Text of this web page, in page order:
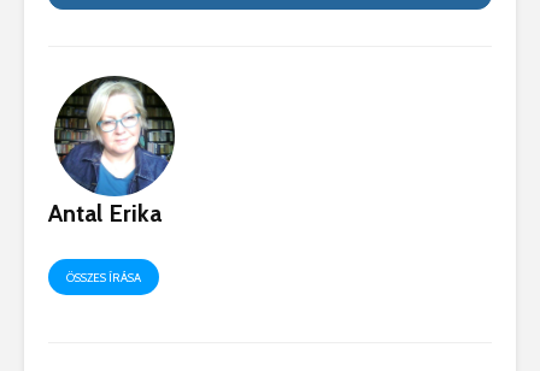
Antal Erika
ÖSSZES ÍRÁSA